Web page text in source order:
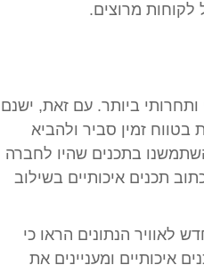
מרוצים.
ותחרותי ביותר. עם זאת, ישנם
בטווח זמין סביר ולהביא
השתמשנו בתכנים שהיו לחברה
תכנים איכותיים בשילוב
לאוויר הנתונים הראו כי
איכותיים ומעניינים את